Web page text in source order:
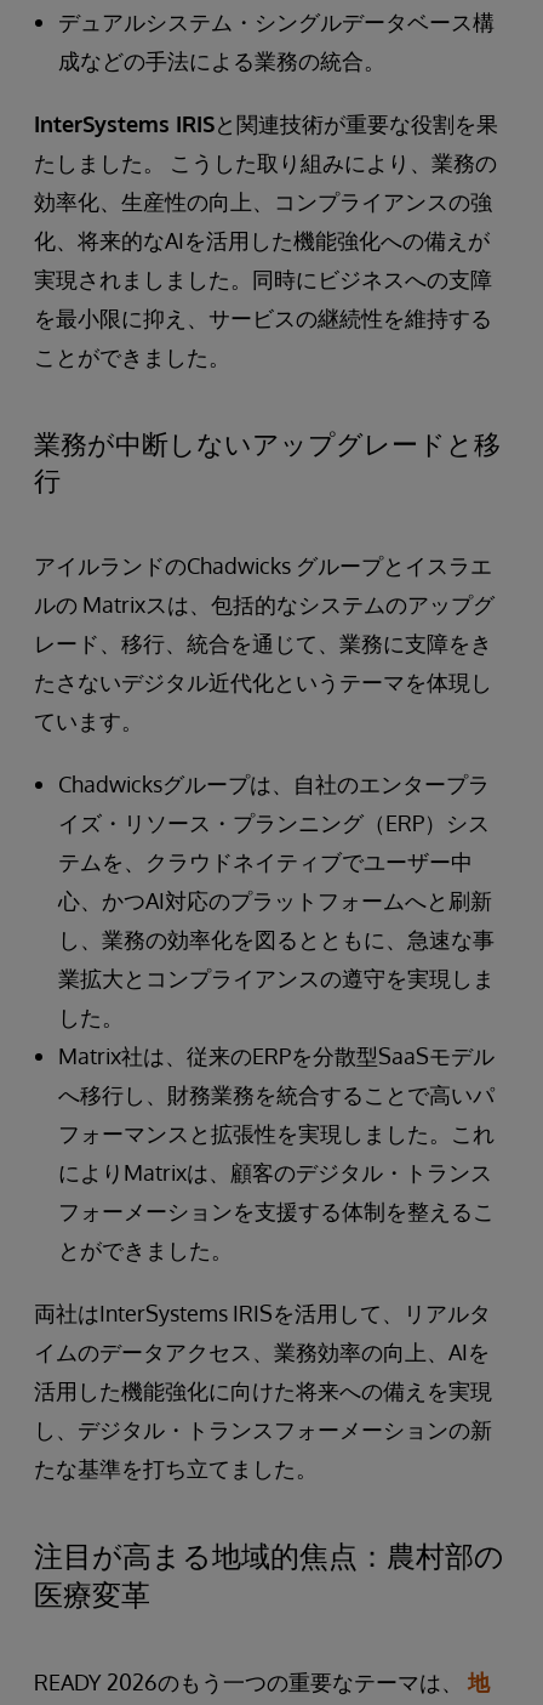
デュアルシステム・シングルデータベース構
成などの手法による業務の統合。
InterSystems IRISと関連技術が重要な役割を果
たしました。 こうした取り組みにより、業務の
効率化、生産性の向上、コンプライアンスの強
化、将来的なAIを活用した機能強化への備えが
実現されましました。同時にビジネスへの支障
を最小限に抑え、サービスの継続性を維持する
ことができました。
業務が中断しないアップグレードと移
行
アイルランドのChadwicks グループとイスラエ
ルの Matrixスは、包括的なシステムのアップグ
レード、移行、統合を通じて、業務に支障をき
たさないデジタル近代化というテーマを体現し
ています。
Chadwicksグループは、自社のエンタープラ
イズ・リソース・プランニング（ERP）シス
テムを、クラウドネイティブでユーザー中
心、かつAI対応のプラットフォームへと刷新
し、業務の効率化を図るとともに、急速な事
業拡大とコンプライアンスの遵守を実現しま
した。
Matrix社は、従来のERPを分散型SaaSモデル
へ移行し、財務業務を統合することで高いパ
フォーマンスと拡張性を実現しました。これ
によりMatrixは、顧客のデジタル・トランス
フォーメーションを支援する体制を整えるこ
とができました。
両社はInterSystems IRISを活用して、リアルタ
イムのデータアクセス、業務効率の向上、AIを
活用した機能強化に向けた将来への備えを実現
し、デジタル・トランスフォーメーションの新
たな基準を打ち立てました。
注目が高まる地域的焦点：農村部の
医療変革
READY 2026のもう一つの重要なテーマは、 地